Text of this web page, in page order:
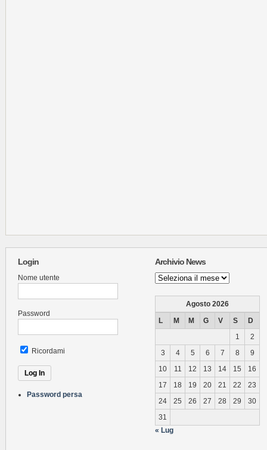
Login
Nome utente
Password
Ricordami
Password persa
Archivio News
Archivio
News
Agosto 2026
L
M M G V S
D
1
2
3
4 5 6 7 8
9
10
11 12 13 14 15
16
17
18 19 20 21 22
23
24
25 26 27 28 29
30
31
« Lug